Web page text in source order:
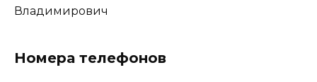
Владимирович
Номера телефонов